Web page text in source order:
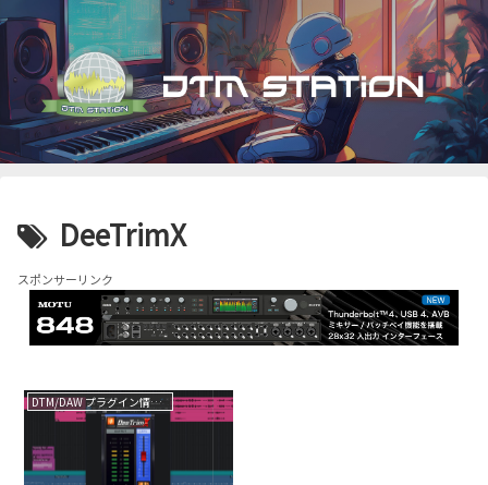
DeeTrimX
スポンサーリンク
DTM/DAW プラグイン情報（VST AU AAX）